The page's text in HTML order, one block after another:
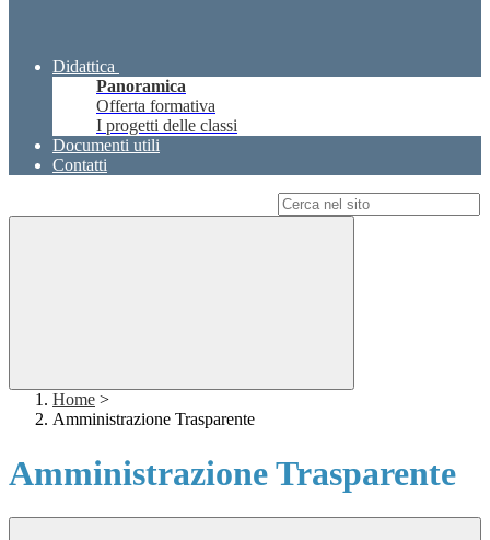
Didattica
Panoramica
Offerta formativa
I progetti delle classi
Documenti utili
Contatti
Home >
Amministrazione Trasparente
Amministrazione Trasparente